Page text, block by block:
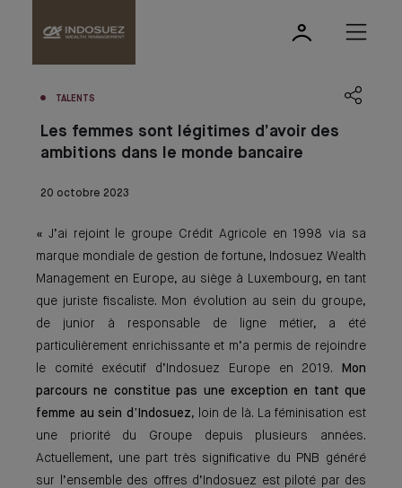
TALENTS
Les femmes sont légitimes d’avoir des
ambitions dans le monde bancaire
20 octobre 2023
« J’ai rejoint le groupe Crédit Agricole en 1998 via sa
marque mondiale de gestion de fortune, Indosuez Wealth
Management en Europe, au siège à Luxembourg, en tant
que juriste fiscaliste. Mon évolution au sein du groupe,
de junior à responsable de ligne métier, a été
particulièrement enrichissante et m’a permis de rejoindre
le comité exécutif d’Indosuez Europe en 2019.
Mon
parcours ne constitue pas une exception en tant que
femme au sein d’Indosuez, loin de là. La féminisation est
une priorité du Groupe depuis plusieurs années.
Actuellement, une part très significative du PNB généré
sur l’ensemble des offres d’Indosuez est piloté par des